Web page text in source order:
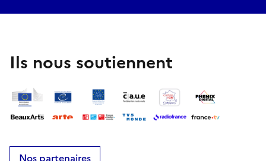
Ils nous soutiennent
Nos partenaires